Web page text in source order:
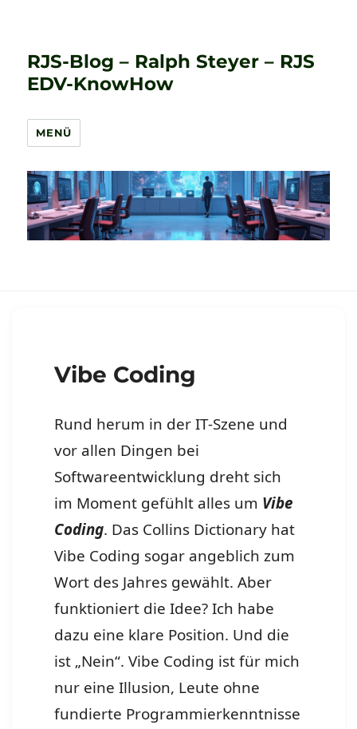
RJS-Blog – Ralph Steyer – RJS
EDV-KnowHow
MENÜ
Vibe Coding
Rund herum in der IT-Szene und
vor allen Dingen bei
Softwareentwicklung dreht sich
im Moment gefühlt alles um Vibe
Coding. Das Collins Dictionary hat
Vibe Coding sogar angeblich zum
Wort des Jahres gewählt. Aber
funktioniert die Idee? Ich habe
dazu eine klare Position. Und die
ist „Nein“. Vibe Coding ist für mich
nur eine Illusion, Leute ohne
fundierte Programmierkenntnisse